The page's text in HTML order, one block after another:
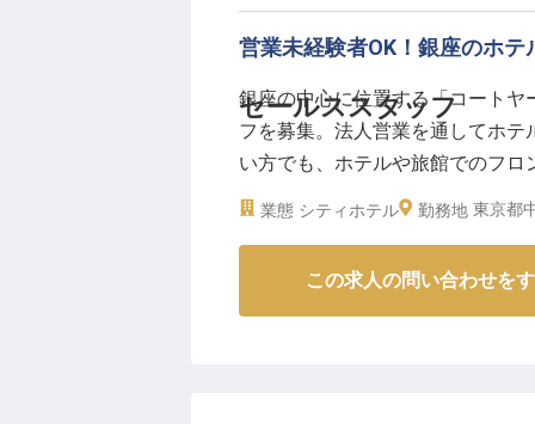
セールススタッフ
営業未経験者OK！銀座のホ
銀座の中心に位置する「コート
フを募集。法人営業を通してホ
い方でも、ホテルや旅館でのフ
なるキャリアアップが目指せる
業態 シティホテル 勤務地 東京都
この求人の問い合わせを